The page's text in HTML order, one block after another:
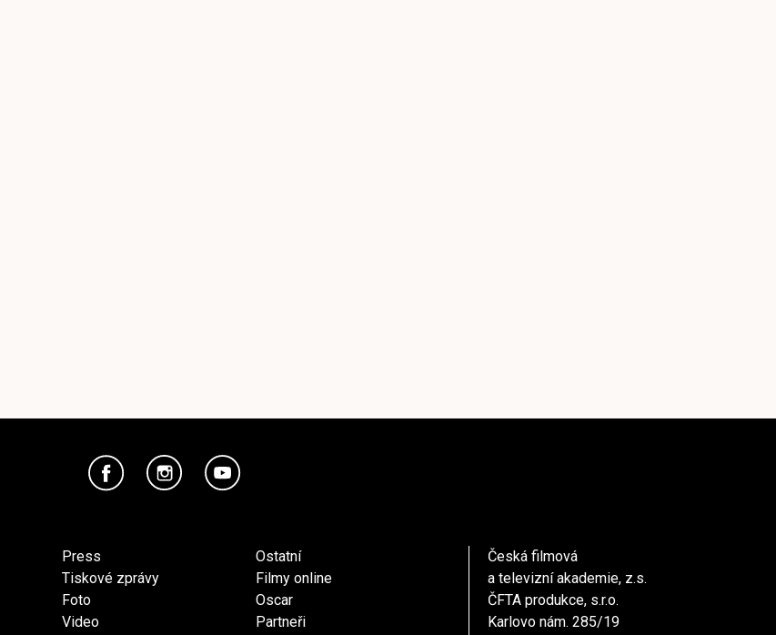
Press
Tiskové zprávy
Foto
Video
Ostatní
Filmy online
Oscar
Partneři
Česká filmová
a televizní akademie, z.s.
ČFTA produkce, s.r.o.
Karlovo nám. 285/19